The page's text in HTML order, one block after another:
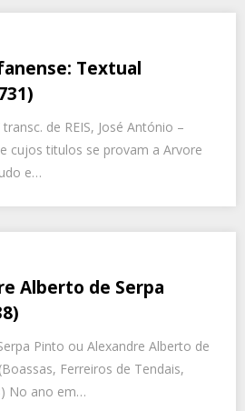
Textual
de REIS, José António –
cujos titulos se provam a Arvore
e…
Alberto de Serpa
Pinto ou Alexandre Alberto de
Ferreiros de Tendais,
No ano em…